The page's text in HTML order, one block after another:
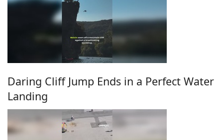
Daring Cliff Jump Ends in a Perfect Water
Landing